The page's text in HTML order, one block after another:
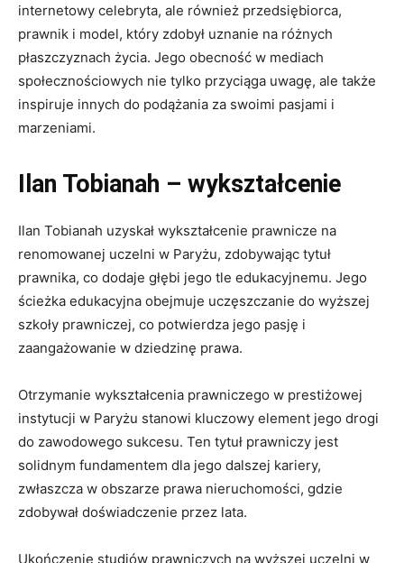
internetowy celebryta, ale również przedsiębiorca,
prawnik i model, który zdobył uznanie na różnych
płaszczyznach życia. Jego obecność w mediach
społecznościowych nie tylko przyciąga uwagę, ale także
inspiruje innych do podążania za swoimi pasjami i
marzeniami.
Ilan Tobianah – wykształcenie
Ilan Tobianah uzyskał wykształcenie prawnicze na
renomowanej uczelni w Paryżu, zdobywając tytuł
prawnika, co dodaje głębi jego tle edukacyjnemu. Jego
ścieżka edukacyjna obejmuje uczęszczanie do wyższej
szkoły prawniczej, co potwierdza jego pasję i
zaangażowanie w dziedzinę prawa.
Otrzymanie wykształcenia prawniczego w prestiżowej
instytucji w Paryżu stanowi kluczowy element jego drogi
do zawodowego sukcesu. Ten tytuł prawniczy jest
solidnym fundamentem dla jego dalszej kariery,
zwłaszcza w obszarze prawa nieruchomości, gdzie
zdobywał doświadczenie przez lata.
Ukończenie studiów prawniczych na wyższej uczelni w